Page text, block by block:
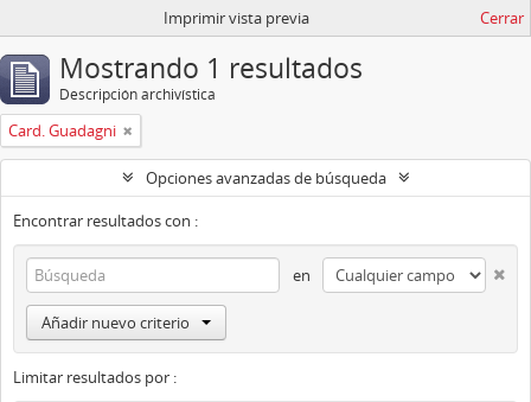
Imprimir vista previa Cerrar
Mostrando 1 resultados
Descripción archivística
Card. Guadagni
Opciones avanzadas de búsqueda
Encontrar resultados con :
en
Añadir nuevo criterio
Limitar resultados por :